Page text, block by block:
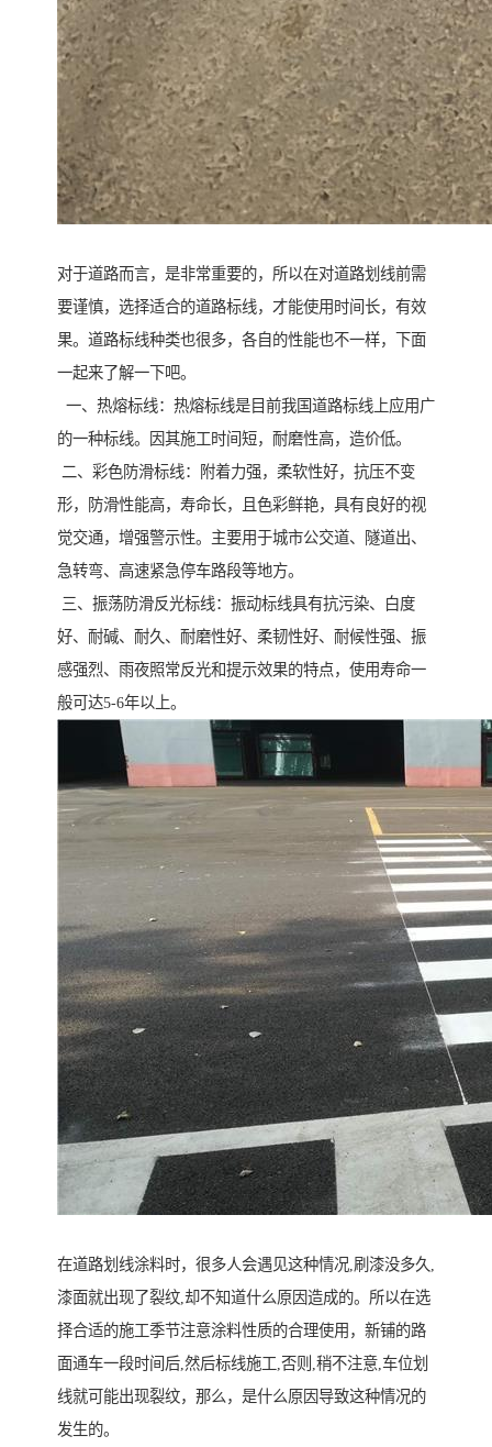
对于道路而言，是非常重要的，所以在对道路划线前需
要谨慎，选择适合的道路标线，才能使用时间长，有效
果。道路标线种类也很多，各自的性能也不一样，下面
一起来了解一下吧。
一、热熔标线：热熔标线是目前我国道路标线上应用广
的一种标线。因其施工时间短，耐磨性高，造价低。
二、彩色防滑标线：附着力强，柔软性好，抗压不变
形，防滑性能高，寿命长，且色彩鲜艳，具有良好的视
觉交通，增强警示性。主要用于城市公交道、隧道出、
急转弯、高速紧急停车路段等地方。
三、振荡防滑反光标线：振动标线具有抗污染、白度
好、耐碱、耐久、耐磨性好、柔韧性好、耐候性强、振
感强烈、雨夜照常反光和提示效果的特点，使用寿命一
般可达5-6年以上。
在道路划线涂料时，很多人会遇见这种情况,刷漆没多久,
漆面就出现了裂纹,却不知道什么原因造成的。所以在选
择合适的施工季节注意涂料性质的合理使用，新铺的路
面通车一段时间后,然后标线施工,否则,稍不注意,车位划
线就可能出现裂纹，那么，是什么原因导致这种情况的
发生的。